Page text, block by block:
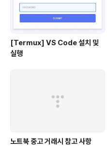
[Termux] VS Code 설치 및
실행
노트북 중고 거래시 참고 사항